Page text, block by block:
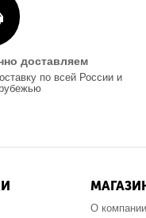
доставляем
по всей России и
О компании